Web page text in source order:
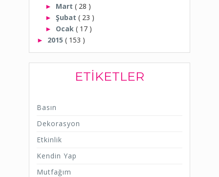
► Mart ( 28 )
► Şubat ( 23 )
► Ocak ( 17 )
► 2015 ( 153 )
ETIKETLER
Basın
Dekorasyon
Etkinlik
Kendin Yap
Mutfağım